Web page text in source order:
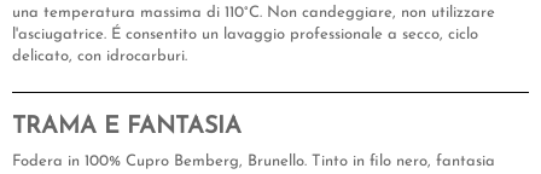
una temperatura massima di 110°C. Non candeggiare, non utilizzare
l'asciugatrice. É consentito un lavaggio professionale a secco, ciclo
delicato, con idrocarburi.
TRAMA E FANTASIA
Fodera in 100% Cupro Bemberg, Brunello. Tinto in filo nero, fantasia